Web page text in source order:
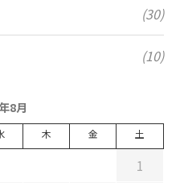
(30)
(10)
8月
木 金 土
1